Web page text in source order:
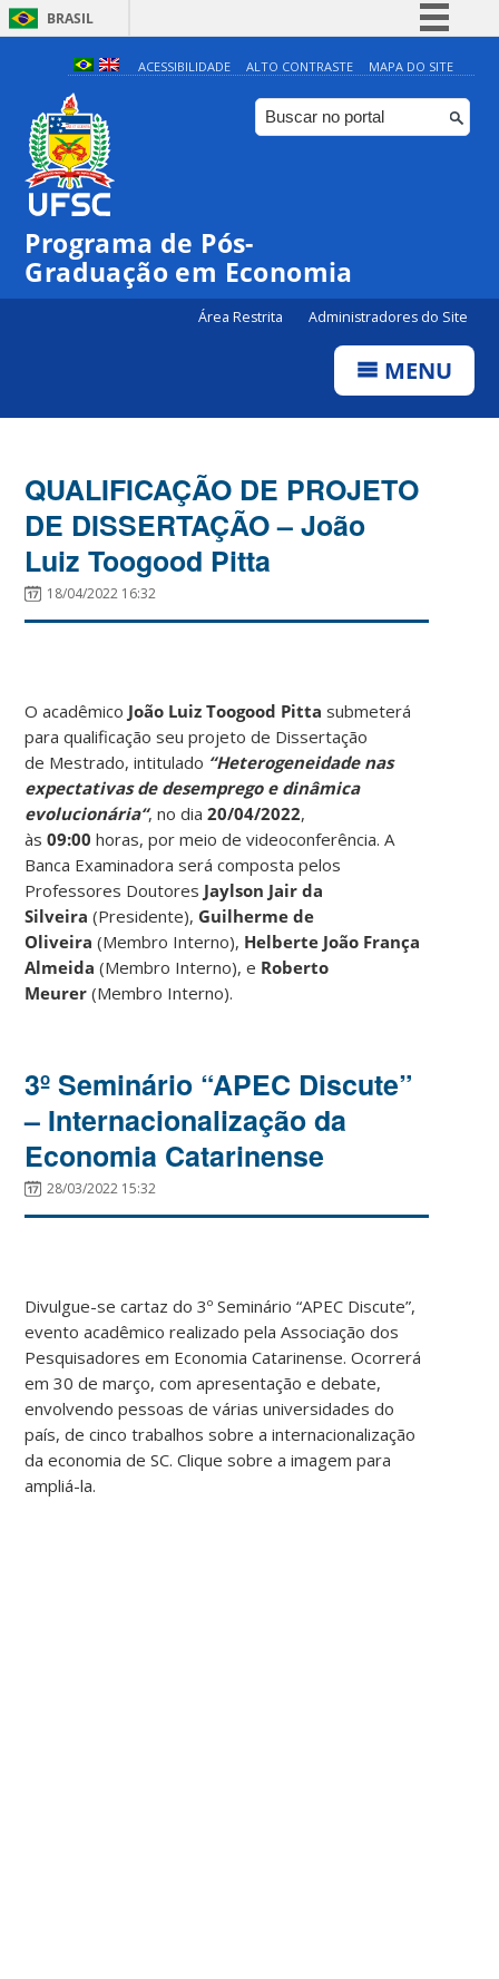
BRASIL
Simplifique!
Comunica BR
Participe
ACESSIBILIDADE ALTO CONTRASTE MAPA DO SITE
Programa de Pós-
Graduação em Economia
Área Restrita Administradores do Site
MENU
QUALIFICAÇÃO DE PROJETO
DE DISSERTAÇÃO – João
Luiz Toogood Pitta
18/04/2022 16:32
O acadêmico João Luiz Toogood Pitta submeterá
para qualificação seu projeto de Dissertação
de Mestrado, intitulado “Heterogeneidade nas
expectativas de desemprego e dinâmica
evolucionária“, no dia20/04/2022,
às09:00 horas, por meio de videoconferência. A
Banca Examinadora será composta pelos
Professores Doutores Jaylson Jair da
Silveira (Presidente), Guilherme de
Oliveira (Membro Interno), Helberte João França
Almeida (Membro Interno), e Roberto
Meurer(Membro Interno).
3º Seminário “APEC Discute”
– Internacionalização da
Economia Catarinense
28/03/2022 15:32
Divulgue-se cartaz do 3º Seminário “APEC Discute”,
evento acadêmico realizado pela Associação dos
Pesquisadores em Economia Catarinense. Ocorrerá
em 30 de março, com apresentação e debate,
envolvendo pessoas de várias universidades do
país, de cinco trabalhos sobre a internacionalização
da economia de SC. Clique sobre a imagem para
ampliá-la.